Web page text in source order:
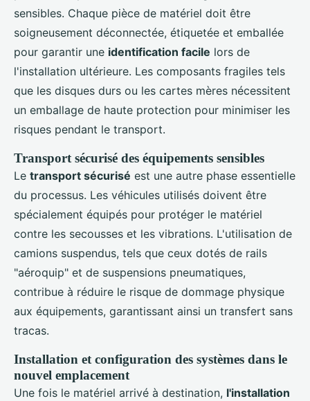
sensibles. Chaque pièce de matériel doit être
soigneusement déconnectée, étiquetée et emballée
pour garantir une identification facile lors de
l'installation ultérieure. Les composants fragiles tels
que les disques durs ou les cartes mères nécessitent
un emballage de haute protection pour minimiser les
risques pendant le transport.
Transport sécurisé des équipements sensibles
Le transport sécurisé est une autre phase essentielle
du processus. Les véhicules utilisés doivent être
spécialement équipés pour protéger le matériel
contre les secousses et les vibrations. L'utilisation de
camions suspendus, tels que ceux dotés de rails
"aéroquip" et de suspensions pneumatiques,
contribue à réduire le risque de dommage physique
aux équipements, garantissant ainsi un transfert sans
tracas.
Installation et configuration des systèmes dans le
nouvel emplacement
Une fois le matériel arrivé à destination, l'installation